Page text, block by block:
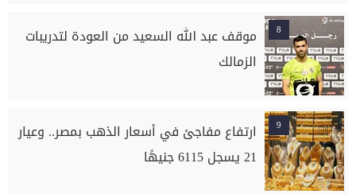
8
موقف عبد الله السعيد من العودة لتدريبات
الزمالك
9
ارتفاع مفاجئ في أسعار الذهب بمصر.. وعيار
21 يسجل 6115 جنيهًا